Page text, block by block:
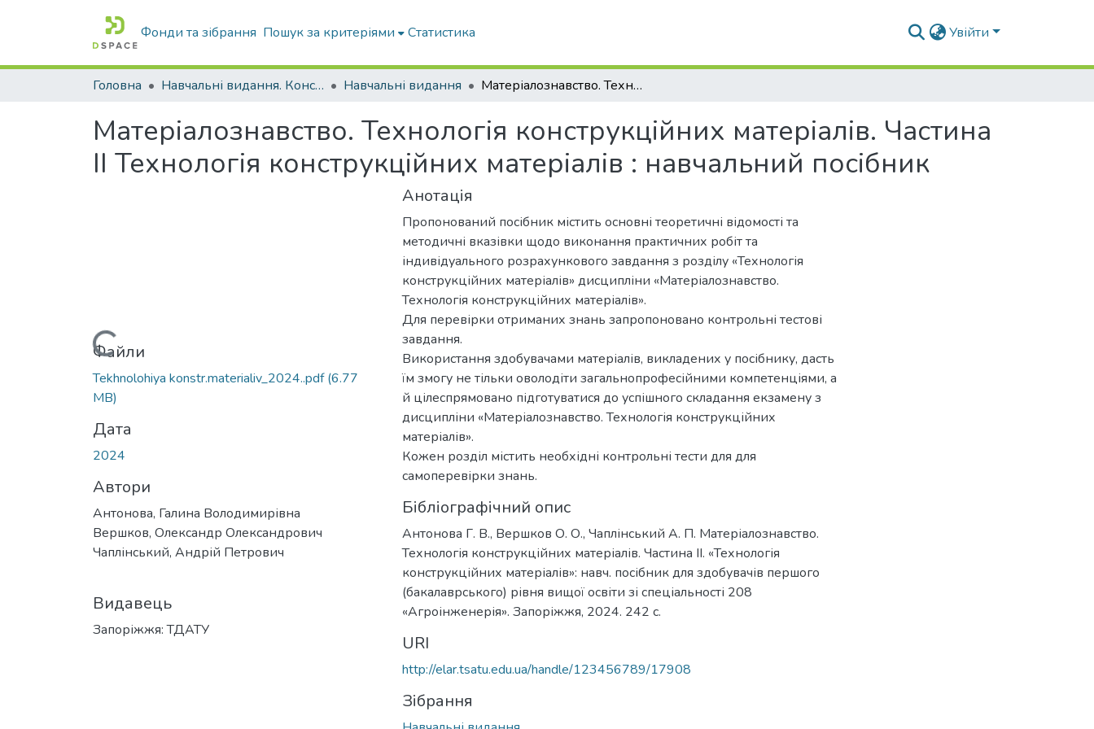
Фонди та зібрання Пошук за критеріями Статистика Увійти
Головна Навчальні видання. Конспекти лекцій Навчальні видання Матеріалознавство. Технологія конструкційних матеріалів. Частина ІІ Технологія конструкційних матеріалів : навчальний посібник
Матеріалознавство. Технологія конструкційних матеріалів. Частина
ІІ Технологія конструкційних матеріалів : навчальний посібник
Вантажиться...
Файли
Tekhnolohiya konstr.materialiv_2024..pdf(6.77
MB)
Дата
2024
Автори
Антонова, Галина Володимирівна
Вершков, Олександр Олександрович
Чаплінський, Андрій Петрович
Видавець
Запоріжжя: ТДАТУ
Анотація
Пропонований посібник містить основні теоретичні відомості та
методичні вказівки щодо виконання практичних робіт та
індивідуального розрахункового завдання з розділу «Технологія
конструкційних матеріалів» дисципліни «Матеріалознавство.
Технологія конструкційних матеріалів».
Для перевірки отриманих знань запропоновано контрольні тестові
завдання.
Використання здобувачами матеріалів, викладених у посібнику, дасть
їм змогу не тільки оволодіти загальнопрофесійними компетенціями, а
й цілеспрямовано підготуватися до успішного складання екзамену з
дисципліни «Матеріалознавство. Технологія конструкційних
матеріалів».
Кожен розділ містить необхідні контрольні тести для для
самоперевірки знань.
Бібліографічний опис
Антонова Г. В., Вершков О. О., Чаплінський А. П. Матеріалознавство.
Технологія конструкційних матеріалів. Частина ІІ. «Технологія
конструкційних матеріалів»: навч. посібник для здобувачів першого
(бакалаврського) рівня вищої освіти зі спеціальності 208
«Агроінженерія». Запоріжжя, 2024. 242 с.
URI
http://elar.tsatu.edu.ua/handle/123456789/17908
Зібрання